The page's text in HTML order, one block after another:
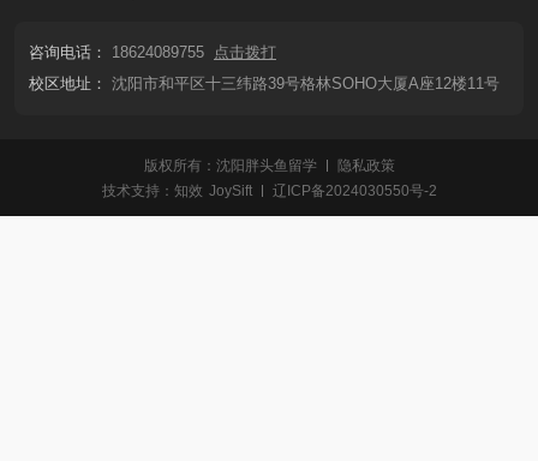
咨询电话： 18624089755 点击拨打
校区地址： 沈阳市和平区十三纬路39号格林SOHO大厦A座12楼11号
版权所有：沈阳胖头鱼留学
隐私政策
技术支持： 知效 JoySift 辽ICP备2024030550号-2